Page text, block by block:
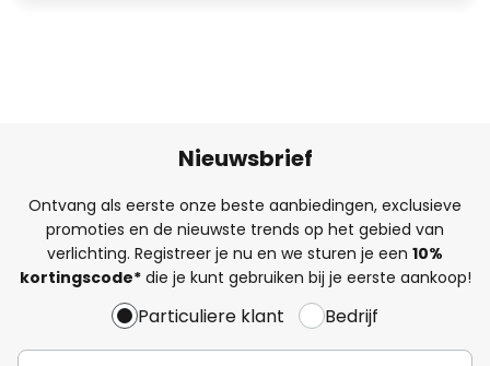
Nieuwsbrief
Ontvang als eerste onze beste aanbiedingen, exclusieve
promoties en de nieuwste trends op het gebied van
verlichting. Registreer je nu en we sturen je een 10%
kortingscode*die je kunt gebruiken bij je eerste aankoop!
Particuliere klant Bedrijf